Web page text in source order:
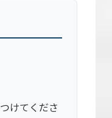
けてくださ